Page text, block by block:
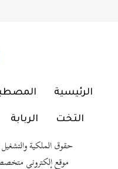
الرئيسية
التخت الربابة
حقوق الملكية والتشغيل © 2022 كافه الحقوق
موقع إلكتروني